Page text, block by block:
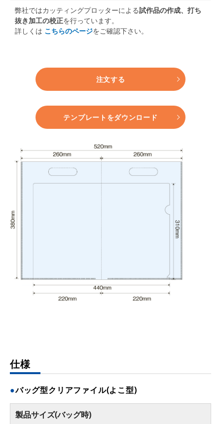
弊社ではカッティングプロッターによる試作品の作成、打ち
抜き加工の校正を行っています。
詳しくは こちらのページをご確認下さい。
注文する
テンプレートをダウンロード
仕様
バッグ型クリアファイル(よこ型)
製品サイズ(バッグ時)